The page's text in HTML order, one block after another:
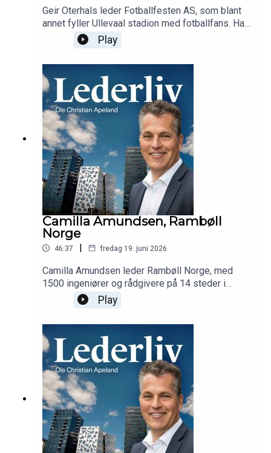
Geir Oterhals leder Fotballfesten AS, som blant
annet fyller Ullevaal stadion med fotballfans. Han
forteller om opplegget bak festen, verdien av
mangfold, sponsing etter «logoporno» og
Play
Camilla Amundsen, Rambøll
Norge
46:37 | fredag 19. juni 2026
Camilla Amundsen leder Rambøll Norge, med
1500 ingeniører og rådgivere på 14 steder i
Norge. Hun forteller om infrastruktur, bærekraft og
verdien av kommunikasjon.
Play